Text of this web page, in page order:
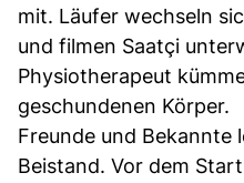
mit. Läufer wechseln
und filmen Saatçi
Physiotherapeut
geschundenen Körper.
Freunde und Bekannte
Beistand. Vor dem